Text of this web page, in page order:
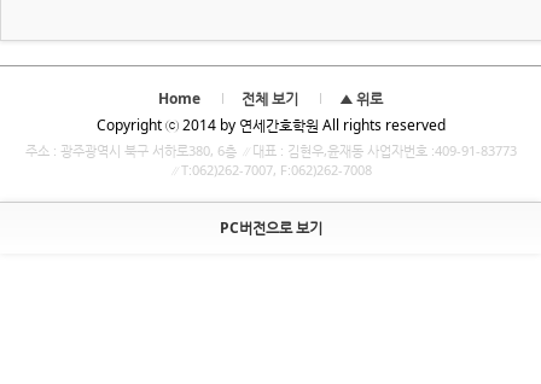
Home 전체 보기
▲ 위로
Copyright ⓒ 2014 by 연세간호학원 All rights reserved
주소 : 광주광역시 북구 서하로380, 6층 ∥대표 : 김현우,윤재동 사업자번호 :409-91-83773
∥T:062)262-7007, F:062)262-7008
PC버전으로 보기